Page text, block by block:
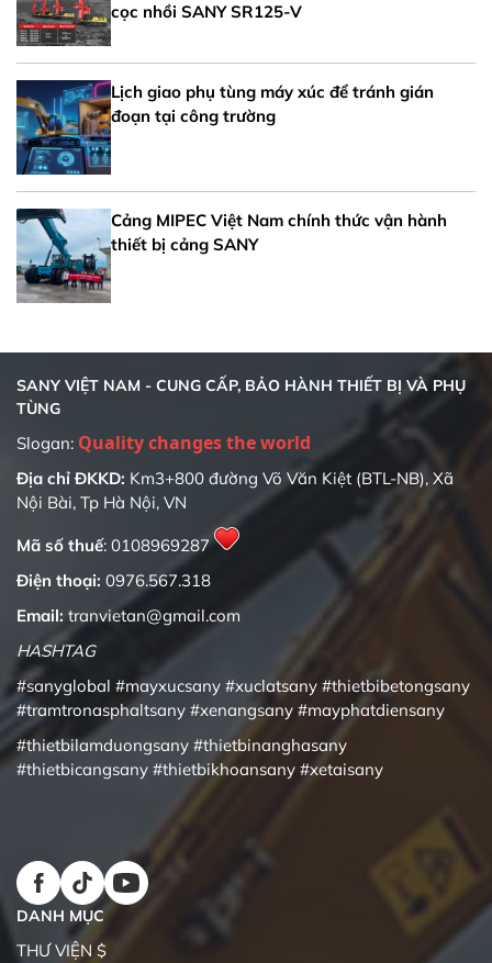
cọc nhồi SANY SR125-V
Lịch giao phụ tùng máy xúc để tránh gián
đoạn tại công trường
Cảng MIPEC Việt Nam chính thức vận hành
thiết bị cảng SANY
SANY VIỆT NAM - CUNG CẤP, BẢO HÀNH THIẾT BỊ VÀ PHỤ
TÙNG
Slogan: Quality changes the world
Địa chỉ ĐKKD: Km3+800 đường Võ Văn Kiệt (BTL-NB), Xã
Nội Bài, Tp Hà Nội, VN
Mã số thuế: 0108969287
Điện thoại: 0976.567.318
Email: tranvietan@gmail.com
HASHTAG
#sanyglobal #mayxucsany #xuclatsany #thietbibetongsany
#tramtronasphaltsany #xenangsany #mayphatdiensany
#thietbilamduongsany #thietbinanghasany
#thietbicangsany #thietbikhoansany #xetaisany
DANH MỤC
THƯ VIỆN $